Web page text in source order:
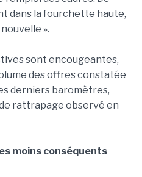
dans la fourchette haute,
».
sont encougeantes,
des offres constatée
derniers baromètres,
rattrapage observé en
moins conséquents